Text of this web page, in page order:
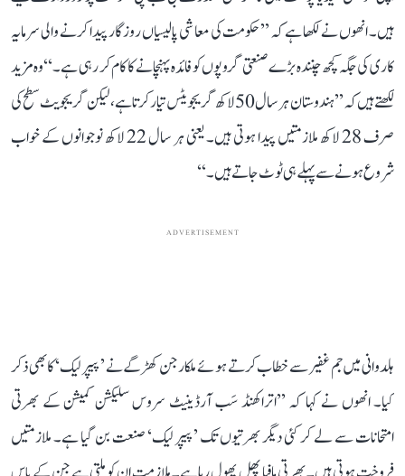
ہیں۔ انھوں نے لکھا ہے کہ ’’حکومت کی معاشی پالیسیاں روزگار پیدا کرنے والی سرمایہ
کاری کی جگہ کچھ چنندہ بڑے صنعتی گروپوں کو فائدہ پہنچانے کا کام کر رہی ہے۔‘‘ وہ مزید
لکھتے ہیں کہ ’’ہندوستان ہر سال 50 لاکھ گریجویٹس تیار کرتا ہے، لیکن گریجویٹ سطح کی
صرف 28 لاکھ ملازمتیں پیدا ہوتی ہیں۔ یعنی ہر سال 22 لاکھ نوجوانوں کے خواب
شروع ہونے سے پہلے ہی ٹوٹ جاتے ہیں۔‘‘
ADVERTISEMENT
ہلدوانی میں جم غفیر سے خطاب کرتے ہوئے ملکارجن کھڑگے نے ’پیپر لیک‘ کا بھی ذکر
کیا۔ انھوں نے کہا کہ ’’اتراکھنڈ سَب آرڈینیٹ سروس سلیکشن کمیشن کے بھرتی
امتحانات سے لے کر کئی دیگر بھرتیوں تک ’پیپر لیک‘ صنعت بن گیا ہے۔ ملازمتیں